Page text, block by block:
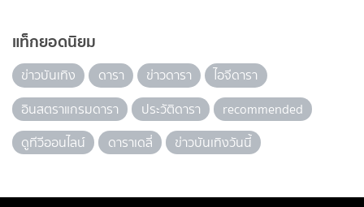
แท็กยอดนิยม
ข่าวบันเทิง ดารา ข่าวดารา
ไอจีดารา
อินสตราแกรมดารา
ประวัติดารา
recommended
ดูทีวีออนไลน์
ดาราเดลี่ ข่าวบันเทิงวันนี้